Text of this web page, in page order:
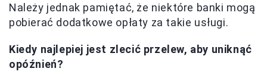
Należy jednak pamiętać, że niektóre banki mogą
pobierać dodatkowe opłaty za takie usługi.
Kiedy najlepiej jest zlecić przelew, aby uniknąć
opóźnień?